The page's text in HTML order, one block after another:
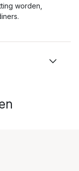
worden,